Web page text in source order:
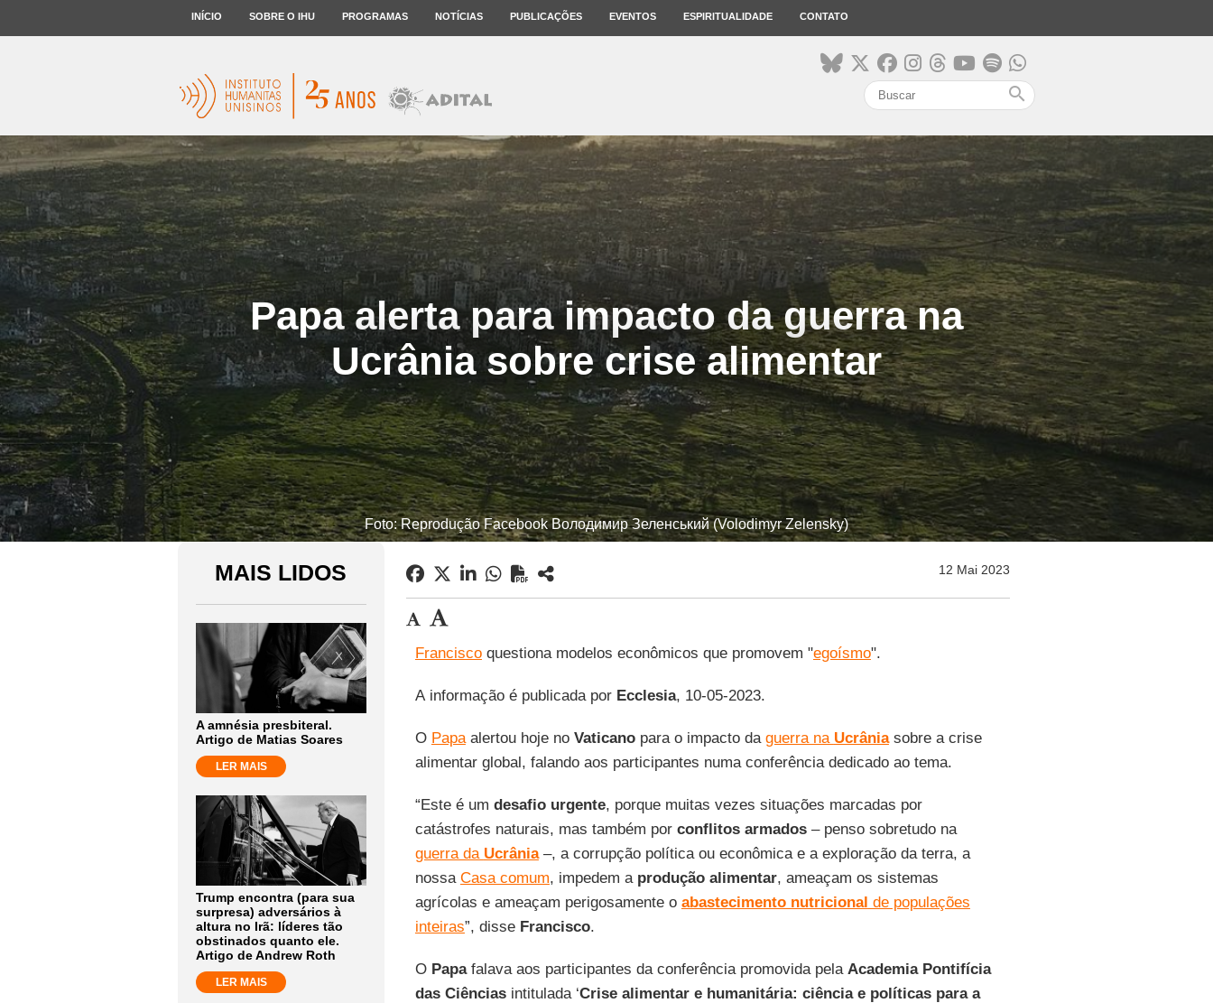
INÍCIO SOBRE O IHU PROGRAMAS NOTÍCIAS PUBLICAÇÕES EVENTOS ESPIRITUALIDADE CONTATO
search
Papa alerta para impacto da guerra na
Ucrânia sobre crise alimentar
Foto: Reprodução Facebook Володимир Зеленський (Volodimyr Zelensky)
MAIS LIDOS
A amnésia presbiteral.
Artigo de Matias Soares
LER MAIS
Trump encontra (para sua
surpresa) adversários à
altura no Irã: líderes tão
obstinados quanto ele.
Artigo de Andrew Roth
LER MAIS
12 Mai 2023
Franciscoquestiona modelos econômicos que promovem "egoísmo".
A informação é publicada por Ecclesia, 10-05-2023.
O Papaalertou hoje no Vaticanopara o impacto da guerra na Ucrâniasobre a crise
alimentar global, falando aos participantes numa conferência dedicado ao tema.
“Este é um desafio urgente, porque muitas vezes situações marcadas por
catástrofes naturais, mas também por conflitos armados– penso sobretudo na
guerra da Ucrânia–, a corrupção política ou econômica e a exploração da terra, a
nossa Casa comum, impedem a produção alimentar, ameaçam os sistemas
agrícolas e ameaçam perigosamente o abastecimento nutricional de populações
inteiras”, disse Francisco.
O Papafalava aos participantes da conferência promovida pela Academia Pontifícia
das Ciênciasintitulada ‘Crise alimentar e humanitária: ciência e políticas para a